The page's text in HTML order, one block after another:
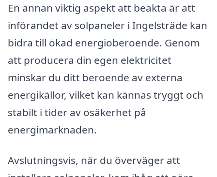
En annan viktig aspekt att beakta är att
införandet av solpaneler i Ingelsträde kan
bidra till ökad energioberoende. Genom
att producera din egen elektricitet
minskar du ditt beroende av externa
energikällor, vilket kan kännas tryggt och
stabilt i tider av osäkerhet på
energimarknaden.
Avslutningsvis, när du överväger att